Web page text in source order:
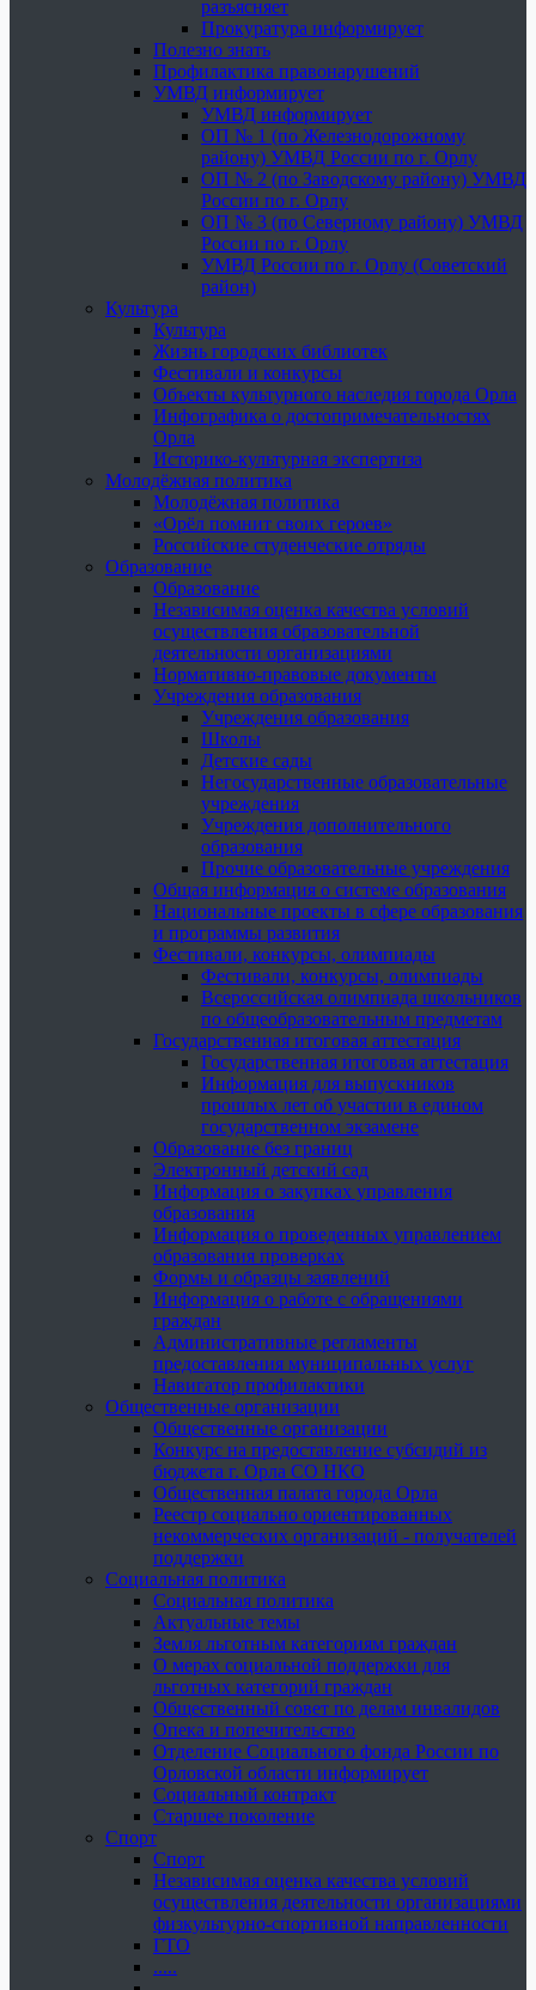
разъясняет
Прокуратура информирует
Полезно знать
Профилактика правонарушений
УМВД информирует
УМВД информирует
ОП № 1 (по Железнодорожному
району) УМВД России по г. Орлу
ОП № 2 (по Заводскому району) УМВД
России по г. Орлу
ОП № 3 (по Северному району) УМВД
России по г. Орлу
УМВД России по г. Орлу (Советский
район)
Культура
Культура
Жизнь городских библиотек
Фестивали и конкурсы
Объекты культурного наследия города Орла
Инфографика о достопримечательностях
Орла
Историко-культурная экспертиза
Молодёжная политика
Молодёжная политика
«Орёл помнит своих героев»
Российские студенческие отряды
Образование
Образование
Независимая оценка качества условий
осуществления образовательной
деятельности организациями
Нормативно-правовые документы
Учреждения образования
Учреждения образования
Школы
Детские сады
Негосударственные образовательные
учреждения
Учреждения дополнительного
образования
Прочие образовательные учреждения
Общая информация о системе образования
Национальные проекты в сфере образования
и программы развития
Фестивали, конкурсы, олимпиады
Фестивали, конкурсы, олимпиады
Всероссийская олимпиада школьников
по общеобразовательным предметам
Государственная итоговая аттестация
Государственная итоговая аттестация
Информация для выпускников
прошлых лет об участии в едином
государственном экзамене
Образование без границ
Электронный детский сад
Информация о закупках управления
образования
Информация о проведенных управлением
образования проверках
Формы и образцы заявлений
Информация о работе с обращениями
граждан
Административные регламенты
предоставления муниципальных услуг
Навигатор профилактики
Общественные организации
Общественные организации
Конкурс на предоставление субсидий из
бюджета г. Орла СО НКО
Общественная палата города Орла
Реестр социально ориентированных
некоммерческих организаций - получателей
поддержки
Социальная политика
Социальная политика
Актуальные темы
Земля льготным категориям граждан
О мерах социальной поддержки для
льготных категорий граждан
Общественный совет по делам инвалидов
Опека и попечительство
Отделение Социального фонда России по
Орловской области информирует
Социальный контракт
Старшее поколение
Спорт
Спорт
Независимая оценка качества условий
осуществления деятельности организациями
физкультурно-спортивной направленности
ГТО
.....